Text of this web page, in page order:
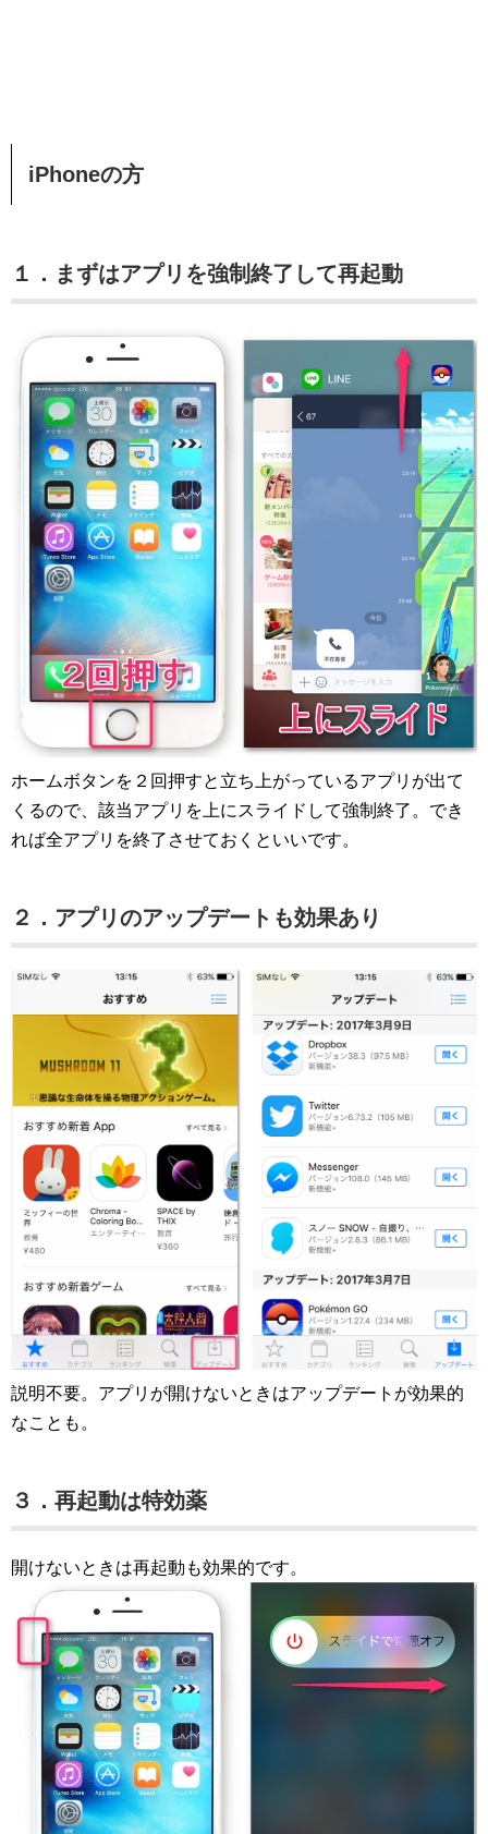
iPhoneの方
１．まずはアプリを強制終了して再起動
ホームボタンを２回押すと立ち上がっているアプリが出て
くるので、該当アプリを上にスライドして強制終了。でき
れば全アプリを終了させておくといいです。
２．アプリのアップデートも効果あり
説明不要。アプリが開けないときはアップデートが効果的
なことも。
３．再起動は特効薬
開けないときは再起動も効果的です。